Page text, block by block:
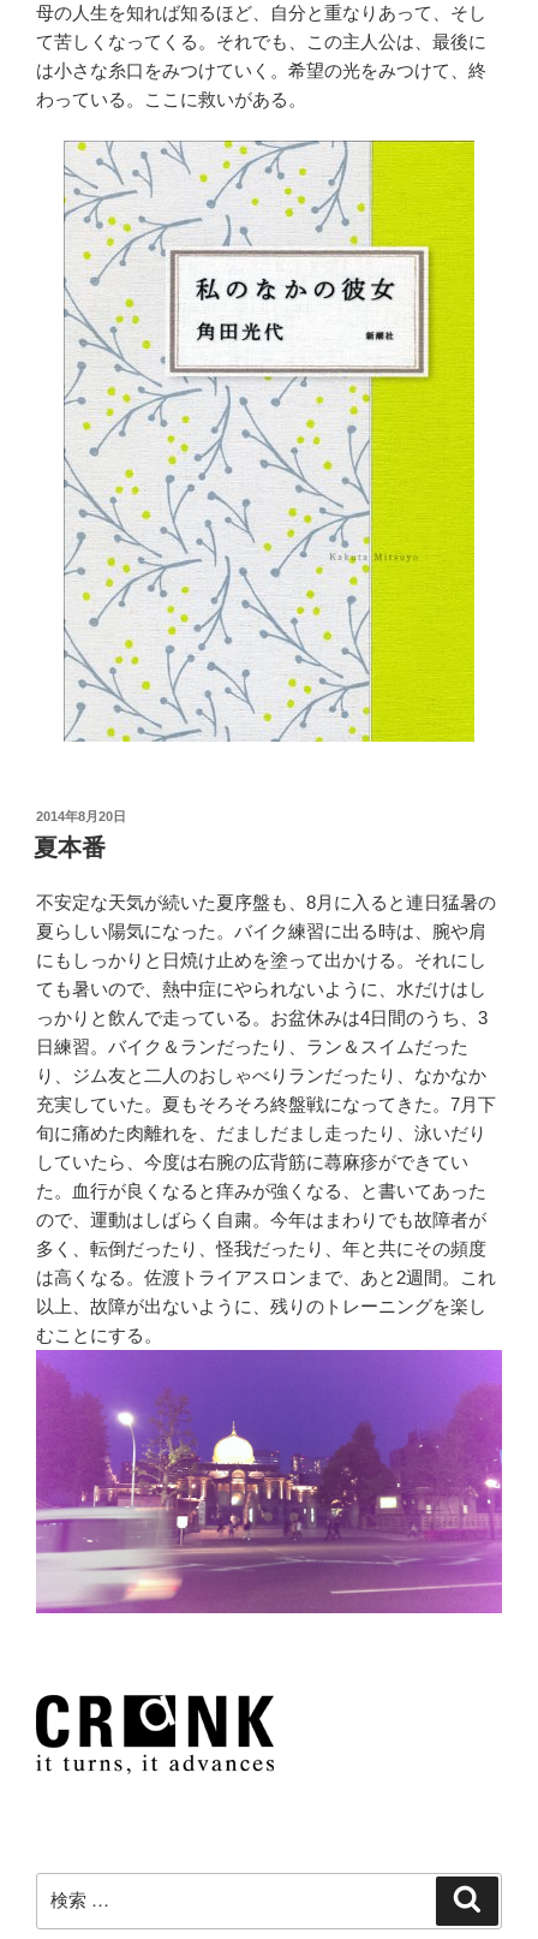
母の人生を知れば知るほど、自分と重なりあって、そし
て苦しくなってくる。それでも、この主人公は、最後に
は小さな糸口をみつけていく。希望の光をみつけて、終
わっている。ここに救いがある。
投
稿
日:
2014年8月20日
夏本番
不安定な天気が続いた夏序盤も、8月に入ると連日猛暑の
夏らしい陽気になった。バイク練習に出る時は、腕や肩
にもしっかりと日焼け止めを塗って出かける。それにし
ても暑いので、熱中症にやられないように、水だけはし
っかりと飲んで走っている。お盆休みは4日間のうち、3
日練習。バイク＆ランだったり、ラン＆スイムだった
り、ジム友と二人のおしゃべりランだったり、なかなか
充実していた。夏もそろそろ終盤戦になってきた。7月下
旬に痛めた肉離れを、だましだまし走ったり、泳いだり
していたら、今度は右腕の広背筋に蕁麻疹ができてい
た。血行が良くなると痒みが強くなる、と書いてあった
ので、運動はしばらく自粛。今年はまわりでも故障者が
多く、転倒だったり、怪我だったり、年と共にその頻度
は高くなる。佐渡トライアスロンまで、あと2週間。これ
以上、故障が出ないように、残りのトレーニングを楽し
むことにする。
索: